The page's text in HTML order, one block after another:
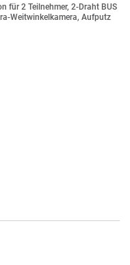
für 2 Teilnehmer, 2-Draht BUS
Weitwinkelkamera, Aufputz